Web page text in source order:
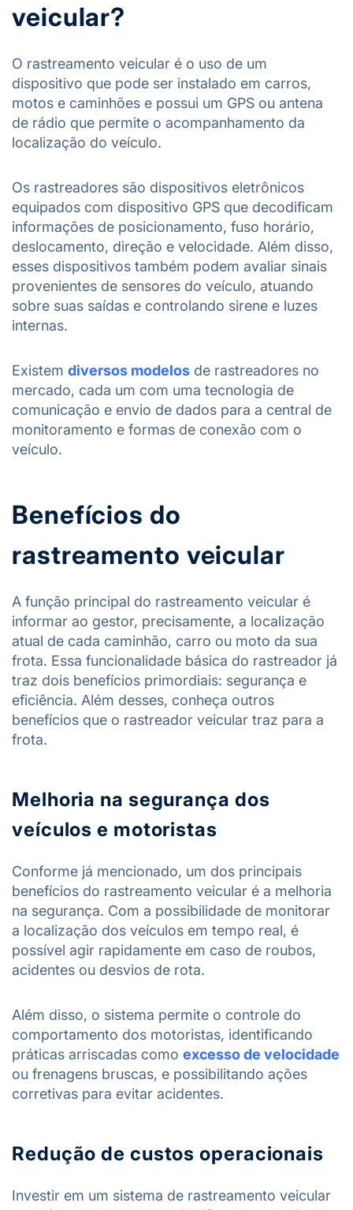
veicular?
O rastreamento veicular é o uso de um
dispositivo que pode ser instalado em carros,
motos e caminhões e possui um GPS ou antena
de rádio que permite o acompanhamento da
localização do veículo.
Os rastreadores são dispositivos eletrônicos
equipados com dispositivo GPS que decodificam
informações de posicionamento, fuso horário,
deslocamento, direção e velocidade. Além disso,
esses dispositivos também podem avaliar sinais
provenientes de sensores do veículo, atuando
sobre suas saídas e controlando sirene e luzes
internas.
Existem diversos modelos de rastreadores no
mercado, cada um com uma tecnologia de
comunicação e envio de dados para a central de
monitoramento e formas de conexão com o
veículo.
Benefícios do
rastreamento veicular
A função principal do rastreamento veicular é
informar ao gestor, precisamente, a localização
atual de cada caminhão, carro ou moto da sua
frota. Essa funcionalidade básica do rastreador já
traz dois benefícios primordiais: segurança e
eficiência. Além desses, conheça outros
benefícios que o rastreador veicular traz para a
frota.
Melhoria na segurança dos
veículos e motoristas
Conforme já mencionado, um dos principais
benefícios do rastreamento veicular é a melhoria
na segurança. Com a possibilidade de monitorar
a localização dos veículos em tempo real, é
possível agir rapidamente em caso de roubos,
acidentes ou desvios de rota.
Além disso, o sistema permite o controle do
comportamento dos motoristas, identificando
práticas arriscadas como excesso de velocidade
ou frenagens bruscas, e possibilitando ações
corretivas para evitar acidentes.
Redução de custos operacionais
Investir em um sistema de rastreamento veicular